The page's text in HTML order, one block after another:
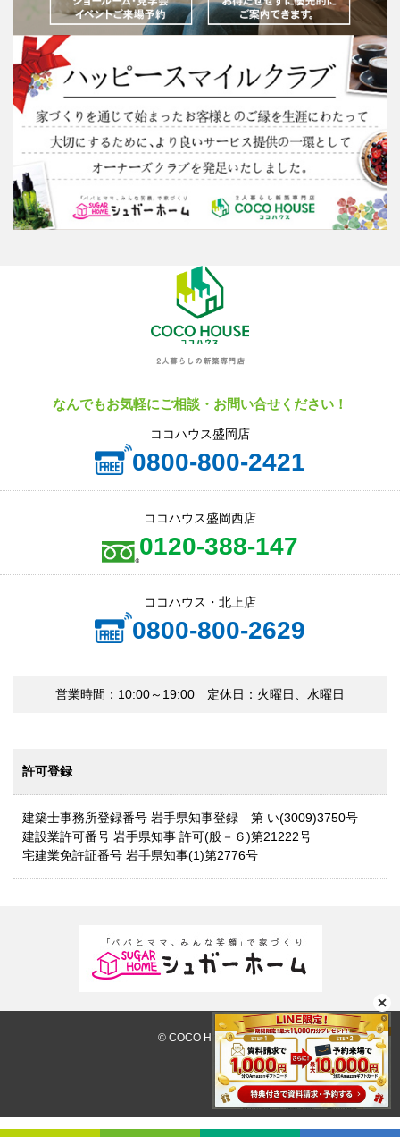
なんでもお気軽にご相談・お問い合せください！
ココハウス盛岡店
0800-800-2421
ココハウス盛岡西店
0120-388-147
ココハウス・北上店
0800-800-2629
営業時間：10:00～19:00 定休日：火曜日、水曜日
許可登録
建築士事務所登録番号 岩手県知事登録 第 い(3009)3750号
建設業許可番号 岩手県知事 許可(般－６)第21222号
宅建業免許証番号 岩手県知事(1)第2776号
© COCO HOUSE